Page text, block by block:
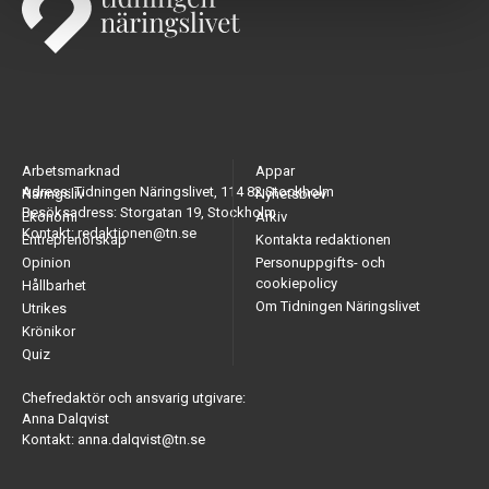
Adress: Tidningen Näringslivet, 114 82 Stockholm
Besöksadress: Storgatan 19, Stockholm
Kontakt: redaktionen@tn.se
Arbetsmarknad
Näringsliv
Ekonomi
Entreprenörskap
Opinion
Hållbarhet
Utrikes
Krönikor
Quiz
Appar
Nyhetsbrev
Arkiv
Kontakta redaktionen
Personuppgifts- och
cookiepolicy
Om Tidningen Näringslivet
Chefredaktör och ansvarig utgivare:
Anna Dalqvist
Kontakt: anna.dalqvist@tn.se